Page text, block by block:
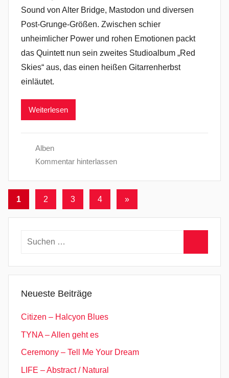
Sound von Alter Bridge, Mastodon und diversen
Post-Grunge-Größen. Zwischen schier
unheimlicher Power und rohen Emotionen packt
das Quintett nun sein zweites Studioalbum „Red
Skies“ aus, das einen heißen Gitarrenherbst
einläutet.
Weiterlesen
Alben
Kommentar hinterlassen
Seitennummerierung
der
Beiträge
1 2 3 4
Nächste
»
Suchen
Neueste Beiträge
Citizen – Halcyon Blues
TYNA – Allen geht es
Ceremony – Tell Me Your Dream
LIFE – Abstract / Natural